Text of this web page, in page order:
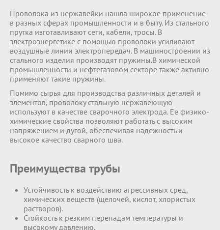
Проволока из нержавейки нашла широкое применение
в разных сферах промышленности и в быту. Из стального
прутка изготавливают сети, кабели, тросы. В
электроэнергетике с помощью проволоки усиливают
воздушные линии электропередач. В машиностроении из
стального изделия производят пружины.В химической
промышленности и нефтегазовом секторе также активно
применяют такие пружины.
Помимо сырья для производства различных деталей и
элементов, проволоку стальную нержавеющую
используют в качестве сварочного электрода. Ее физико-
химические свойства позволяют работать с высоким
напряжением и дугой, обеспечивая надежность и
высокое качество сварного шва.
Преимущества трубы
Устойчивость к воздействию агрессивных сред,
химических веществ (щелочей, кислот, хлористых
растворов).
Стойкость к резким перепадам температуры и
высокому давлению.